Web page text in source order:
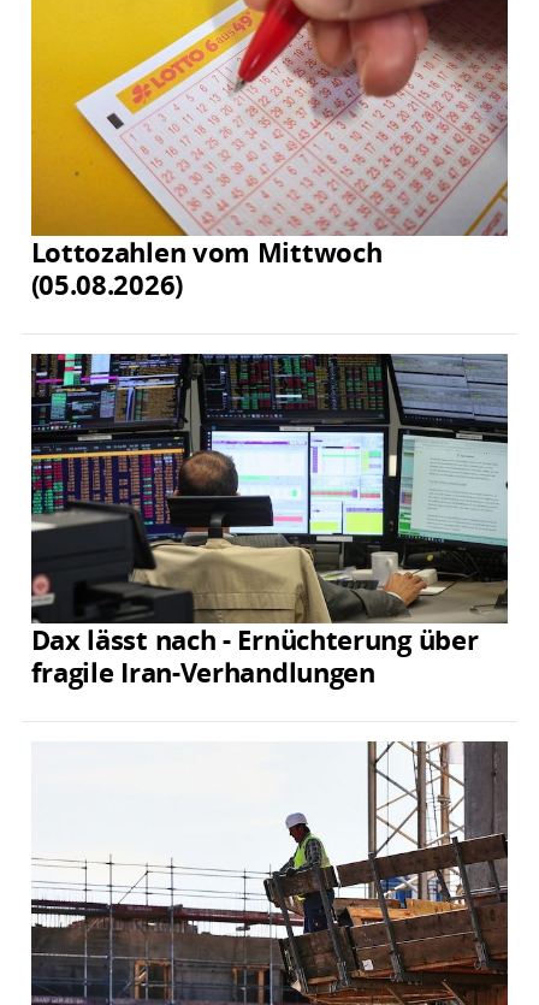
Lottozahlen vom Mittwoch
(05.08.2026)
Dax lässt nach - Ernüchterung über
fragile Iran-Verhandlungen